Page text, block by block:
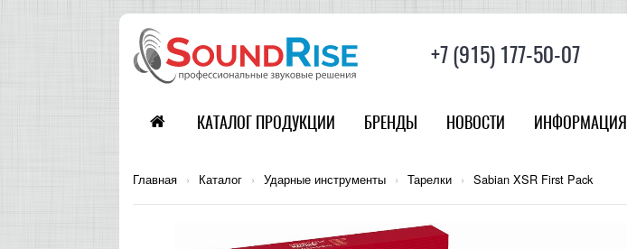
+7 (915) 177-50-07
КАТАЛОГ ПРОДУКЦИИ БРЕНДЫ НОВОСТИ ИНФОРМАЦИЯ
Главная › Каталог › Ударные инструменты › Тарелки › Sabian XSR First Pack